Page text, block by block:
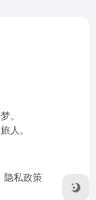
。
人。
隐私政策